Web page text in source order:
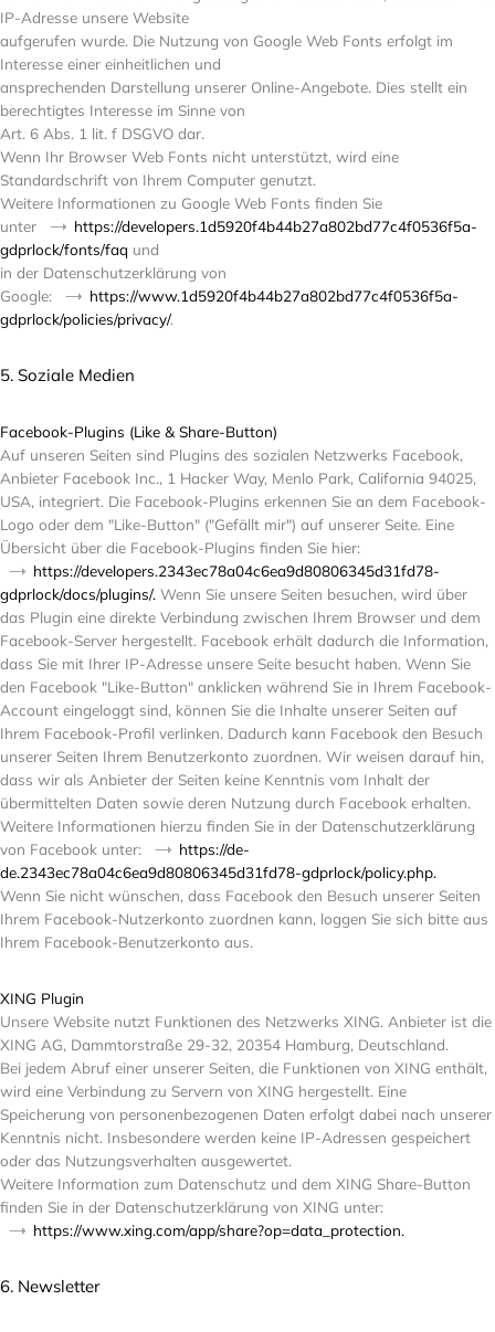
IP-Adresse unsere Website
aufgerufen wurde. Die Nutzung von Google Web Fonts erfolgt im
Interesse einer einheitlichen und
ansprechenden Darstellung unserer Online-Angebote. Dies stellt ein
berechtigtes Interesse im Sinne von
Art. 6 Abs. 1 lit. f DSGVO dar.
Wenn Ihr Browser Web Fonts nicht unterstützt, wird eine
Standardschrift von Ihrem Computer genutzt.
Weitere Informationen zu Google Web Fonts finden Sie
unter
https://developers.1d5920f4b44b27a802bd77c4f0536f5a-
gdprlock/fonts/faq und
in der Datenschutzerklärung von
Google:
https://www.1d5920f4b44b27a802bd77c4f0536f5a-
gdprlock/policies/privacy/.
5. Soziale Medien
Facebook-Plugins (Like & Share-Button)
Auf unseren Seiten sind Plugins des sozialen Netzwerks Facebook,
Anbieter Facebook Inc., 1 Hacker Way, Menlo Park, California 94025,
USA, integriert. Die Facebook-Plugins erkennen Sie an dem Facebook-
Logo oder dem "Like-Button" ("Gefällt mir") auf unserer Seite. Eine
Übersicht über die Facebook-Plugins finden Sie hier:
https://developers.2343ec78a04c6ea9d80806345d31fd78-
gdprlock/docs/plugins/. Wenn Sie unsere Seiten besuchen, wird über
das Plugin eine direkte Verbindung zwischen Ihrem Browser und dem
Facebook-Server hergestellt. Facebook erhält dadurch die Information,
dass Sie mit Ihrer IP-Adresse unsere Seite besucht haben. Wenn Sie
den Facebook "Like-Button" anklicken während Sie in Ihrem Facebook-
Account eingeloggt sind, können Sie die Inhalte unserer Seiten auf
Ihrem Facebook-Profil verlinken. Dadurch kann Facebook den Besuch
unserer Seiten Ihrem Benutzerkonto zuordnen. Wir weisen darauf hin,
dass wir als Anbieter der Seiten keine Kenntnis vom Inhalt der
übermittelten Daten sowie deren Nutzung durch Facebook erhalten.
Weitere Informationen hierzu finden Sie in der Datenschutzerklärung
von Facebook unter:
https://de-
de.2343ec78a04c6ea9d80806345d31fd78-gdprlock/policy.php.
Wenn Sie nicht wünschen, dass Facebook den Besuch unserer Seiten
Ihrem Facebook-Nutzerkonto zuordnen kann, loggen Sie sich bitte aus
Ihrem Facebook-Benutzerkonto aus.
XING Plugin
Unsere Website nutzt Funktionen des Netzwerks XING. Anbieter ist die
XING AG, Dammtorstraße 29-32, 20354 Hamburg, Deutschland.
Bei jedem Abruf einer unserer Seiten, die Funktionen von XING enthält,
wird eine Verbindung zu Servern von XING hergestellt. Eine
Speicherung von personenbezogenen Daten erfolgt dabei nach unserer
Kenntnis nicht. Insbesondere werden keine IP-Adressen gespeichert
oder das Nutzungsverhalten ausgewertet.
Weitere Information zum Datenschutz und dem XING Share-Button
finden Sie in der Datenschutzerklärung von XING unter:
https://www.xing.com/app/share?op=data_protection.
6. Newsletter